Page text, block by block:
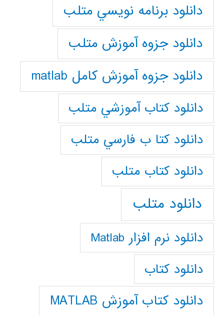
دانلود برنامه نويسي متلب
دانلود جزوه آموزش متلب
دانلود جزوه آموزش کامل matlab
دانلود كتاب آموزشي متلب
دانلود كتا ب فارسي متلب
دانلود كتاب متلب
دانلود متلب
دانلود نرم افزار Matlab
دانلود کتاب
دانلود کتاب آموزش MATLAB